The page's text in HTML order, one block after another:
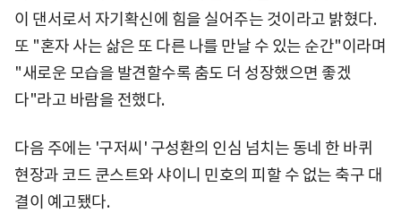
이 댄서로서 자기확신에 힘을 실어주는 것이라고 밝혔다.
또 "혼자 사는 삶은 또 다른 나를 만날 수 있는 순간"이라며
"새로운 모습을 발견할수록 춤도 더 성장했으면 좋겠
다"라고 바람을 전했다.
다음 주에는 '구저씨' 구성환의 인심 넘치는 동네 한 바퀴
현장과 코드 쿤스트와 샤이니 민호의 피할 수 없는 축구 대
결이 예고됐다.